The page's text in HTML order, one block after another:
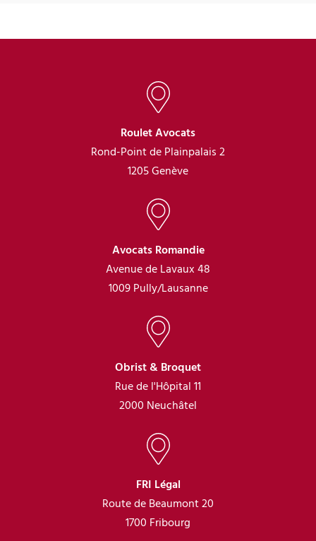
Roulet Avocats
Rond-Point de Plainpalais 2
1205 Genève
Avocats Romandie
Avenue de Lavaux 48
1009 Pully/Lausanne
Obrist & Broquet
Rue de l'Hôpital 11
2000 Neuchâtel
FRI Légal
Route de Beaumont 20
1700 Fribourg